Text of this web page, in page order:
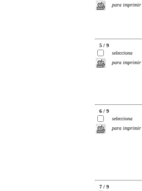
para imprimir
5 / 9
selecciona
para imprimir
6 / 9
selecciona
para imprimir
7 / 9